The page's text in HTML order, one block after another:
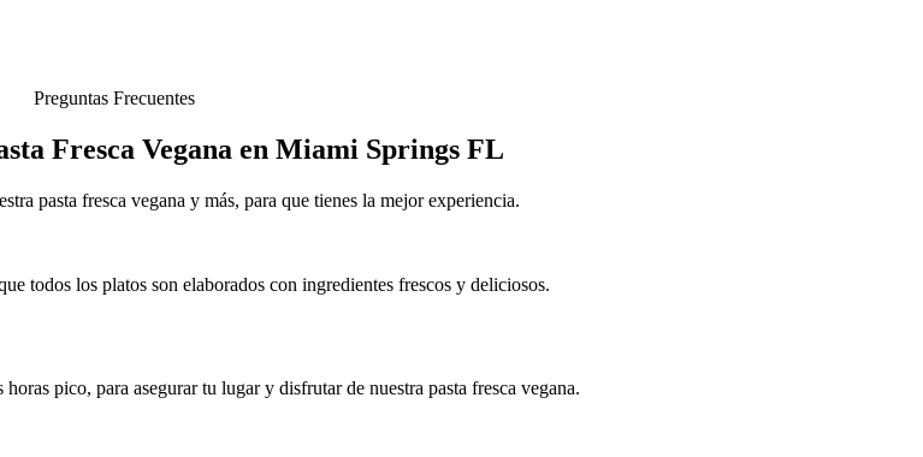
Preguntas Frecuentes
Fresca Vegana en Miami Springs FL
pasta fresca vegana y más, para que tienes la mejor experiencia.
todos los platos son elaborados con ingredientes frescos y deliciosos.
pico, para asegurar tu lugar y disfrutar de nuestra pasta fresca vegana.